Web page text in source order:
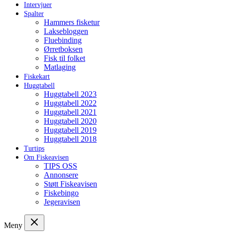
Intervjuer
Spalter
Hammers fisketur
Laksebloggen
Fluebinding
Ørretboksen
Fisk til folket
Matlaging
Fiskekart
Huggtabell
Huggtabell 2023
Huggtabell 2022
Huggtabell 2021
Huggtabell 2020
Huggtabell 2019
Huggtabell 2018
Turtips
Om Fiskeavisen
TIPS OSS
Annonsere
Støtt Fiskeavisen
Fiskebingo
Jegeravisen
Meny